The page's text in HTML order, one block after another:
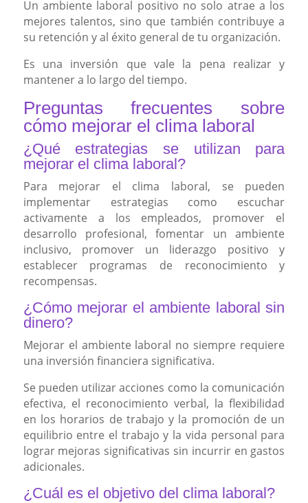
Un ambiente laboral positivo no solo atrae a los
mejores talentos, sino que también contribuye a
su retención y al éxito general de tu organización.
Es una inversión que vale la pena realizar y
mantener a lo largo del tiempo.
Preguntas frecuentes sobre
cómo mejorar el clima laboral
¿Qué estrategias se utilizan para
mejorar el clima laboral?
Para mejorar el clima laboral, se pueden
implementar estrategias como escuchar
activamente a los empleados, promover el
desarrollo profesional, fomentar un ambiente
inclusivo, promover un liderazgo positivo y
establecer programas de reconocimiento y
recompensas.
¿Cómo mejorar el ambiente laboral sin
dinero?
Mejorar el ambiente laboral no siempre requiere
una inversión financiera significativa.
Se pueden utilizar acciones como la comunicación
efectiva, el reconocimiento verbal, la flexibilidad
en los horarios de trabajo y la promoción de un
equilibrio entre el trabajo y la vida personal para
lograr mejoras significativas sin incurrir en gastos
adicionales.
¿Cuál es el objetivo del clima laboral?